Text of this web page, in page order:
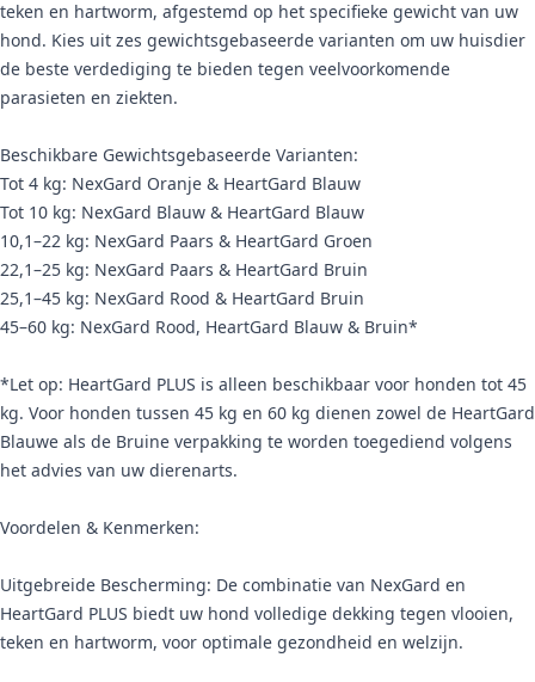
teken en hartworm, afgestemd op het specifieke gewicht van uw
hond. Kies uit zes gewichtsgebaseerde varianten om uw huisdier
de beste verdediging te bieden tegen veelvoorkomende
parasieten en ziekten.
Beschikbare Gewichtsgebaseerde Varianten:
Tot 4 kg: NexGard Oranje & HeartGard Blauw
Tot 10 kg: NexGard Blauw & HeartGard Blauw
10,1–22 kg: NexGard Paars & HeartGard Groen
22,1–25 kg: NexGard Paars & HeartGard Bruin
25,1–45 kg: NexGard Rood & HeartGard Bruin
45–60 kg: NexGard Rood, HeartGard Blauw & Bruin*
*Let op: HeartGard PLUS is alleen beschikbaar voor honden tot 45
kg. Voor honden tussen 45 kg en 60 kg dienen zowel de HeartGard
Blauwe als de Bruine verpakking te worden toegediend volgens
het advies van uw dierenarts.
Voordelen & Kenmerken:
Uitgebreide Bescherming: De combinatie van NexGard en
HeartGard PLUS biedt uw hond volledige dekking tegen vlooien,
teken en hartworm, voor optimale gezondheid en welzijn.